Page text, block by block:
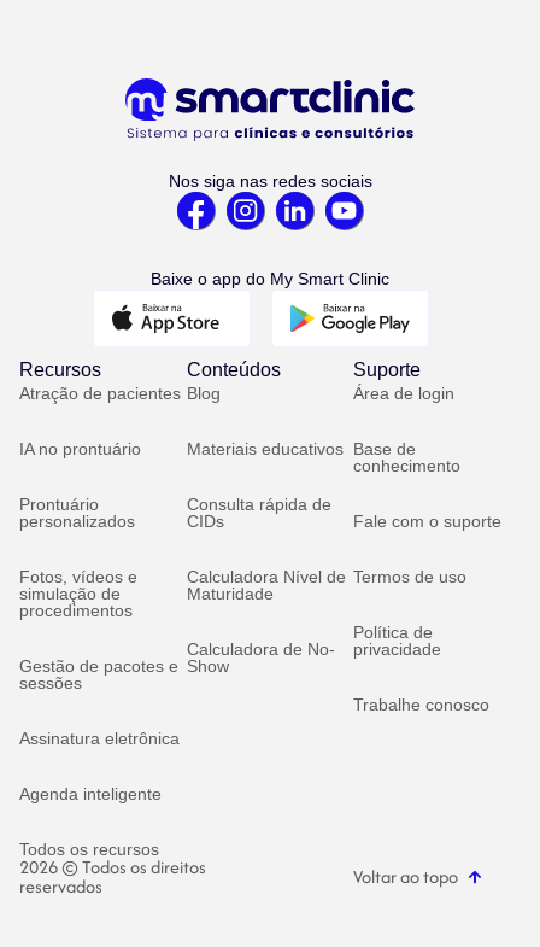
Nos siga nas redes sociais
Baixe o app do My Smart Clinic
Recursos
Atração de pacientes
IA no prontuário
Prontuário
personalizados
Fotos, vídeos e
simulação de
procedimentos
Gestão de pacotes e
sessões
Assinatura eletrônica
Agenda inteligente
Todos os recursos
Conteúdos
Blog
Materiais educativos
Consulta rápida de
CIDs
Calculadora Nível de
Maturidade
Calculadora de No-
Show
Suporte
Área de login
Base de
conhecimento
Fale com o suporte
Termos de uso
Política de
privacidade
Trabalhe conosco
2026 © Todos os direitos
reservados Voltar ao topo